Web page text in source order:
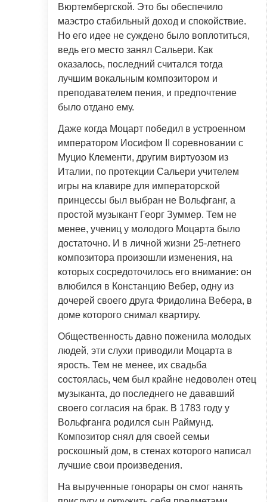
Вюртембергской. Это бы обеспечило
маэстро стабильный доход и спокойствие.
Но его идее не суждено было воплотиться,
ведь его место занял Сальери. Как
оказалось, последний считался тогда
лучшим вокальным композитором и
преподавателем пения, и предпочтение
было отдано ему.
Даже когда Моцарт победил в устроенном
императором Иосифом II соревновании с
Муцио Клементи, другим виртуозом из
Италии, по протекции Сальери учителем
игры на клавире для императорской
принцессы был выбран не Вольфганг, а
простой музыкант Георг Зуммер. Тем не
менее, учениц у молодого Моцарта было
достаточно. И в личной жизни 25-летнего
композитора произошли изменения, на
которых сосредоточилось его внимание: он
влюбился в Констанцию Вебер, одну из
дочерей своего друга Фридолина Вебера, в
доме которого снимал квартиру.
Общественность давно поженила молодых
людей, эти слухи приводили Моцарта в
ярость. Тем не менее, их свадьба
состоялась, чем был крайне недоволен отец
музыканта, до последнего не дававший
своего согласия на брак. В 1783 году у
Вольфганга родился сын Раймунд.
Композитор снял для своей семьи
роскошный дом, в стенах которого написал
лучшие свои произведения.
На вырученные гонорары он смог нанять